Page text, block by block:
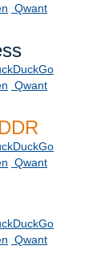
Qwant
Qwant
DDR
Qwant
Qwant